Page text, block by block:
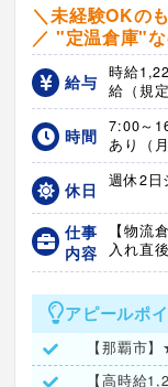
＼未経験OKの
／ "定温倉庫"
給与
時給
給（規
時間
7:00～
あり（
休日 週休2日
仕事
内容
【物流
入れ直
アピールポ